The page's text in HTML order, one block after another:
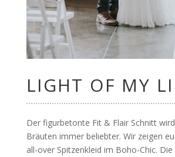
LIGHT OF MY
Der figurbetonte Fit & Flair Schnitt
Bräuten immer beliebter. Wir zeigen
all-over Spitzenkleid im Boho-Chic.